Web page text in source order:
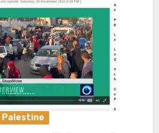
Palestine